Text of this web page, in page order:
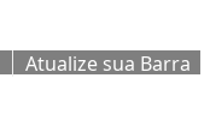
Atualize sua Barra